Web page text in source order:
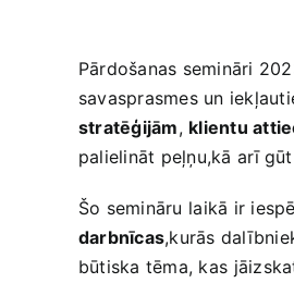
Pārdošanas semināri
savasprasmes un
stratēģijām, klientu
palielināt peļņu,kā⁢ arī
Šo semināru⁢ laikā ir
darbnīcas,kurās
būtiska tēma, kas⁣